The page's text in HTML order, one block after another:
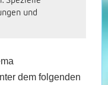
und
dem folgenden